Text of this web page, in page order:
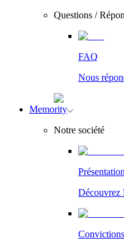
Questions /
FAQ
Nous
Memority
Notre société
Présentation
Découvrez